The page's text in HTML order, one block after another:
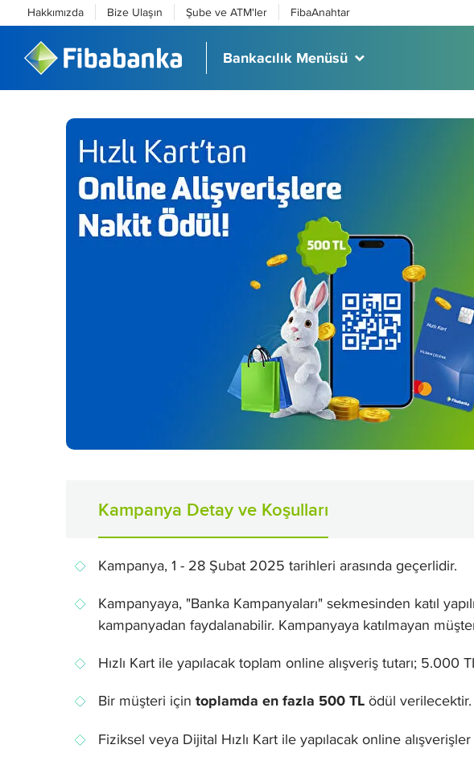
Hakkımızda Bize Ulaşın Şube ve ATM'ler FibaAnahtar
Bankacılık Menüsü
Kampanya Detay ve Koşulları
Kampanya, 1 - 28 Şubat 2025 tarihleri arasında geçerlidir.
Kampanyaya, "Banka Kampanyaları" sekmesinden katıl
kampanyadan faydalanabilir. Kampanyaya katılmayan
Hızlı Kart ile yapılacak toplam online alışveriş tutarı;
Bir müşteri için toplamda en fazla 500 TL ödül verilecektir.
Fiziksel veya Dijital Hızlı Kart ile yapılacak online